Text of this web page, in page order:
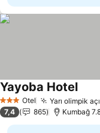
3 YıldızOtel Yarı olimpik
Yayoba Hotel
7,4 865 Kumbağ